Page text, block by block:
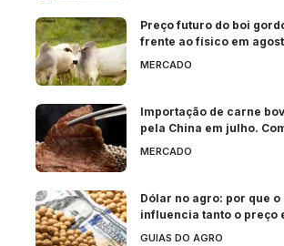
Preço futuro do boi
frente ao físico em
MERCADO
Importação de carne
pela China em julho.
MERCADO
Dólar no agro: por que
influencia tanto o preço
GUIAS DO AGRO